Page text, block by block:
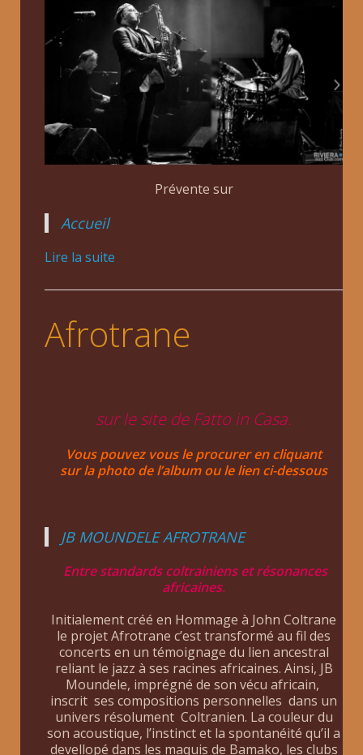
Prévente sur
Accueil
Lire la suite
Afrotrane
sur le site de Fatto in Casa.
Vous pouvez vous le procurer en cliquant
sur la photo de l’album ou le lien ci-dessous
JB MOUNDELE AFROTRANE
Entre standards coltrainiens et résonances
africaines.
Initialement créé en Hommage à John Coltrane
le projet Afrotrane c’est transformé au fil des
concerts en un témoignage du lien ancestral
reliant le jazz à ses racines africaines. Ainsi, JB
Moundele, imprégné de son vécu africain,
inscrit ses compositions personnelles dans un
univers résolument Coltranien. La couleur du
son acoustique, l’instinct et la spontanéité qu’il a
devellopé dans les maquis de Bamako, les clubs